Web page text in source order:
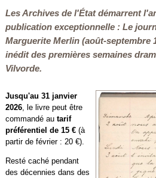
Les Archives de l'État démarrent
publication exceptionnelle : Le
Marguerite Merlin (août-septembre
inédit des premières semaines
Vilvorde.
Jusqu'au 31 janvier
2026, le livre peut être
commandé au tarif
préférentiel de 15 €(à
partir de février : 20 €).
Resté caché pendant
des décennies dans des